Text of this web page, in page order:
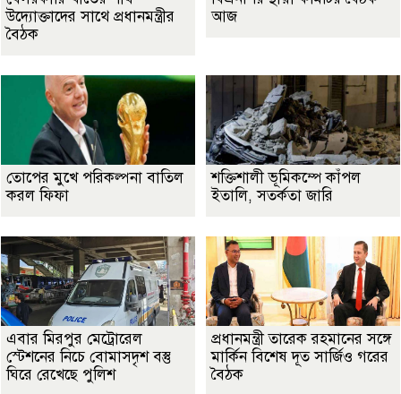
উদ্যোক্তাদের সাথে প্রধানমন্ত্রীর
বৈঠক
আজ
তোপের মুখে পরিকল্পনা বাতিল
করল ফিফা
শক্তিশালী ভূমিকম্পে কাঁপল
ইতালি, সতর্কতা জারি
এবার মিরপুর মেট্রোরেল
স্টেশনের নিচে বোমাসদৃশ বস্তু
ঘিরে রেখেছে পুলিশ
প্রধানমন্ত্রী তারেক রহমানের সঙ্গে
মার্কিন বিশেষ দূত সার্জিও গরের
বৈঠক